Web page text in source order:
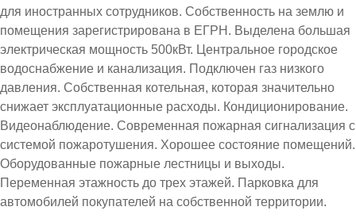
для иностранных сотрудников. Собственность на землю и
помещения зарегистрирована в ЕГРН. Выделена большая
электрическая мощность 500кВт. Центральное городское
водоснабжение и канализация. Подключен газ низкого
давления. Собственная котельная, которая значительно
снижает эксплуатационные расходы. Кондиционирование.
Видеонаблюдение. Современная пожарная сигнализация с
системой пожаротушения. Хорошее состояние помещений.
Оборудованные пожарные лестницы и выходы.
Переменная этажность до трех этажей. Парковка для
автомобилей покупателей на собственной территории.